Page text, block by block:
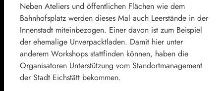
Neben Ateliers und öffentlichen Flächen wie dem
Bahnhofsplatz werden dieses Mal auch Leerstände in der
Innenstadt miteinbezogen. Einer davon ist zum Beispiel
der ehemalige Unverpacktladen. Damit hier unter
anderem Workshops stattfinden können, haben die
Organisatoren Unterstützung vom Standortmanagement
der Stadt Eichstätt bekommen.